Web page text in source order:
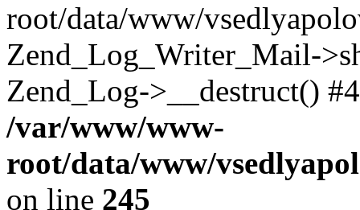
root/data/www/
Zend_Log_Writer_Mail-
Zend_Log->__destruct()
/var/www/www-
root/data/www/
on line 245